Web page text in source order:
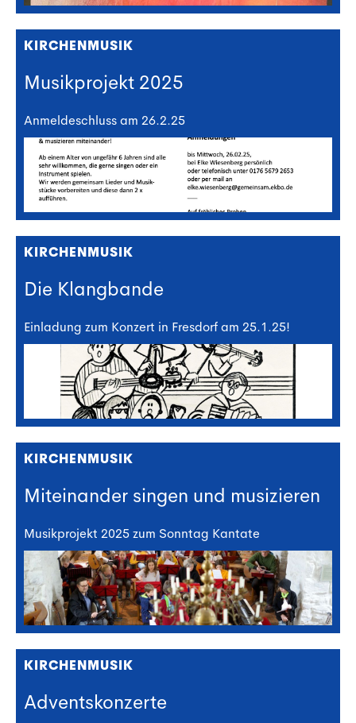
KIRCHENMUSIK
Musikprojekt 2025
Anmeldeschluss am 26.2.25
KIRCHENMUSIK
Die Klangbande
Einladung zum Konzert in Fresdorf am 25.1.25!
KIRCHENMUSIK
Miteinander singen und musizieren
Musikprojekt 2025 zum Sonntag Kantate
KIRCHENMUSIK
Adventskonzerte